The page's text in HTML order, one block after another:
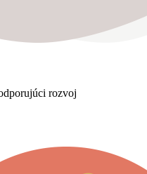
rozvoj